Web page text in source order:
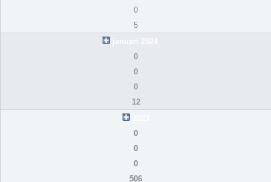
0
5
januari 2024
0
0
0
12
0
0
0
506